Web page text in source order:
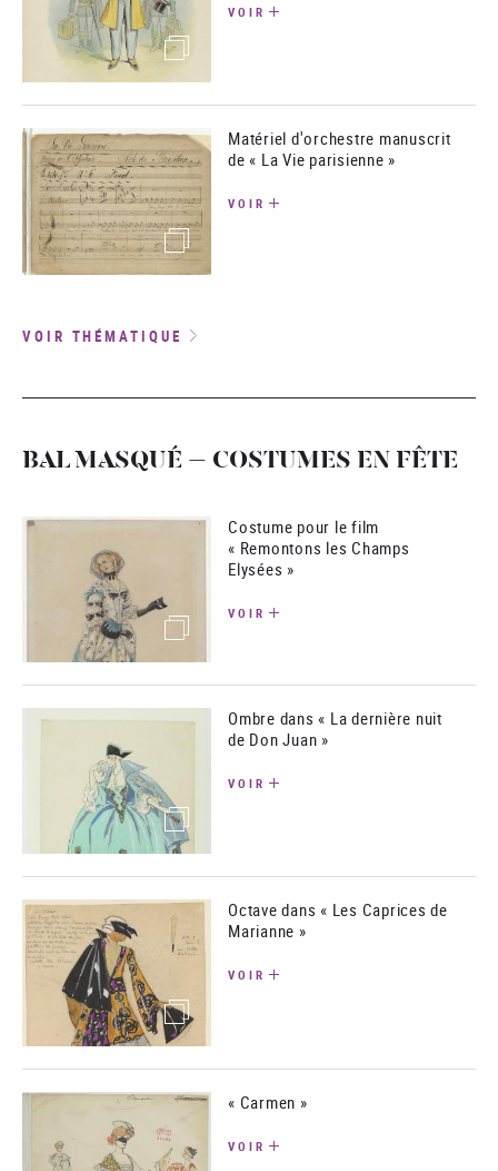
(image)
VOIR
(image)
Matériel d'orchestre manuscrit
de « La Vie parisienne »
VOIR
VOIR THÉMATIQUE
BAL MASQUÉ – COSTUMES EN FÊTE
(image)
Costume pour le film
« Remontons les Champs
Elysées »
VOIR
(image)
Ombre dans « La dernière nuit
de Don Juan »
VOIR
(image)
Octave dans « Les Caprices de
Marianne »
VOIR
« Carmen »
VOIR